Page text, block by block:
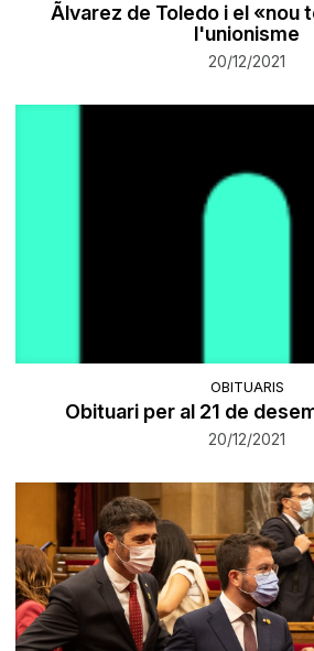
Ãlvarez de Toledo i el
l'unionisme
20/12/2021
OBITUARIS
Obituari per al 21 de
20/12/2021